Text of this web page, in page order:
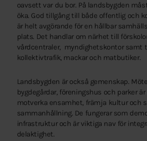
oavsett var du bor. På landsbygden
öka. God tillgång till både offentlig och
är helt avgörande för en hållbar
plats. Det handlar om närhet till
vårdcentraler, myndighetskontor samt
kollektivtrafik, mackar och matbutiker.
Landsbygden är också gemenskap.
bygdegårdar, föreningshus och parker
motverka ensamhet, främja kultur och
sammanhållning. De fungerar som
infrastruktur och är viktiga nav för
delaktighet.